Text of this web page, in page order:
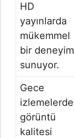
HD
yayınlarda
mükemmel
bir deneyim
sunuyor.
Gece
izlemelerde
görüntü
kalitesi